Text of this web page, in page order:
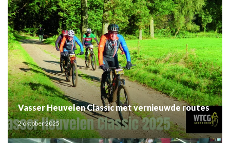
Vasser Heuvelen Classic met vernieuwde routes
2 oktober 2025